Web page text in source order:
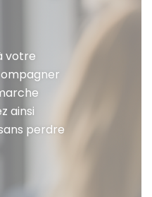
votre
ainsi
perdre